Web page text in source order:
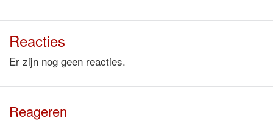
Reacties
Er zijn nog geen reacties.
Reageren